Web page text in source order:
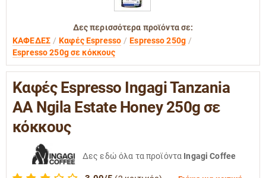
Δες περισσότερα προϊόντα σε:
ΚΑΦΕΔΕΣ
Καφές Espresso
Espresso 250g
Espresso 250g σε κόκκους
Καφές Espresso Ingagi Tanzania
AA Ngila Estate Honey 250g σε
κόκκους
Δες εδώ όλα τα προϊόντα Ingagi Coffee